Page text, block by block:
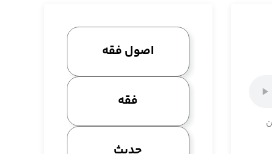
اصول فقه
فقه